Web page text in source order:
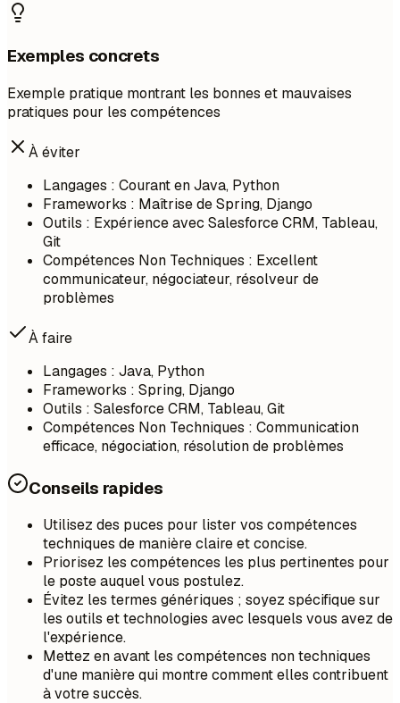
Exemples concrets
Exemple pratique montrant les bonnes et mauvaises
pratiques pour les compétences
À éviter
Langages : Courant en Java, Python
Frameworks : Maîtrise de Spring, Django
Outils : Expérience avec Salesforce CRM, Tableau,
Git
Compétences Non Techniques : Excellent
communicateur, négociateur, résolveur de
problèmes
À faire
Langages : Java, Python
Frameworks : Spring, Django
Outils : Salesforce CRM, Tableau, Git
Compétences Non Techniques : Communication
efficace, négociation, résolution de problèmes
Conseils rapides
Utilisez des puces pour lister vos compétences
techniques de manière claire et concise.
Priorisez les compétences les plus pertinentes pour
le poste auquel vous postulez.
Évitez les termes génériques ; soyez spécifique sur
les outils et technologies avec lesquels vous avez de
l'expérience.
Mettez en avant les compétences non techniques
d'une manière qui montre comment elles contribuent
à votre succès.